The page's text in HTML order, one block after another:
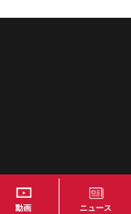
動画 ニュース